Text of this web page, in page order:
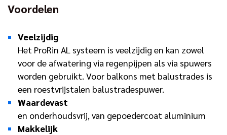
Voordelen
Veelzijdig
Het ProRin AL systeem is veelzijdig en kan zowel
voor de afwatering via regenpijpen als via spuwers
worden gebruikt. Voor balkons met balustrades is
een roestvrijstalen balustradespuwer.
Waardevast
en onderhoudsvrij, van gepoedercoat aluminium
Makkelijk